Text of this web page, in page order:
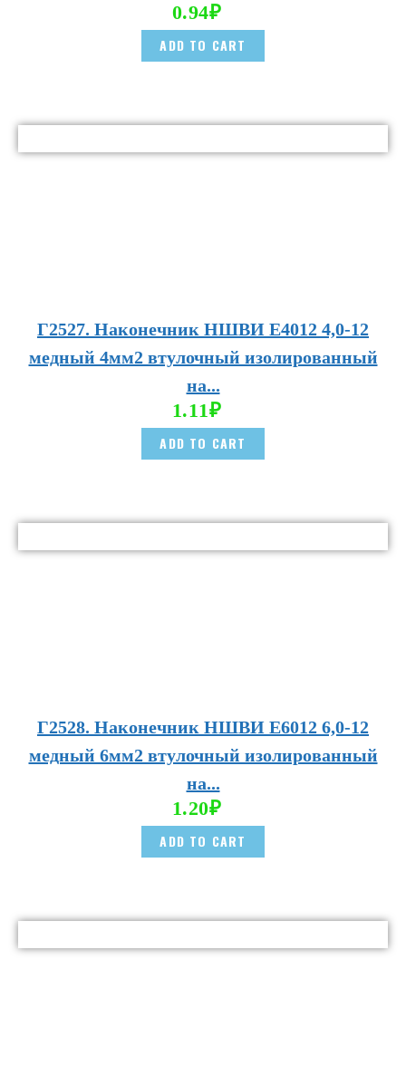
0.94₽
ADD TO CART
Г2527. Наконечник НШВИ E4012 4,0-12
медный 4мм2 втулочный изолированный
на...
1.11₽
ADD TO CART
Г2528. Наконечник НШВИ E6012 6,0-12
медный 6мм2 втулочный изолированный
на...
1.20₽
ADD TO CART